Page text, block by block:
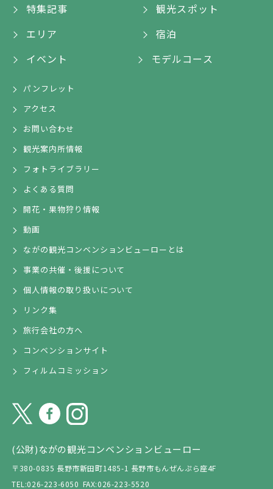
(公財)ながの観光コンベンションビューロー
〒380-0835 長野市新田町1485-1 長野市もんぜんぷら座4F
TEL:026-223-6050 FAX:026-223-5520
特集記事
観光スポット
エリア
宿泊
イベント
モデルコース
パンフレット
アクセス
お問い合わせ
観光案内所情報
フォトライブラリー
よくある質問
開花・果物狩り情報
動画
ながの観光コンベンションビューローとは
事業の共催・後援について
個人情報の取り扱いについて
リンク集
旅行会社の方へ
コンベンションサイト
フィルムコミッション